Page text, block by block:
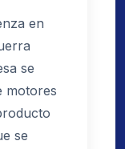
en
se
motores
se